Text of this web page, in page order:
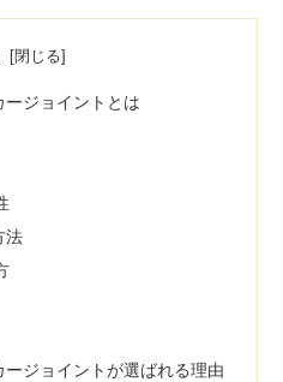
ジョイントとは
法
ジョイントが選ばれる理由